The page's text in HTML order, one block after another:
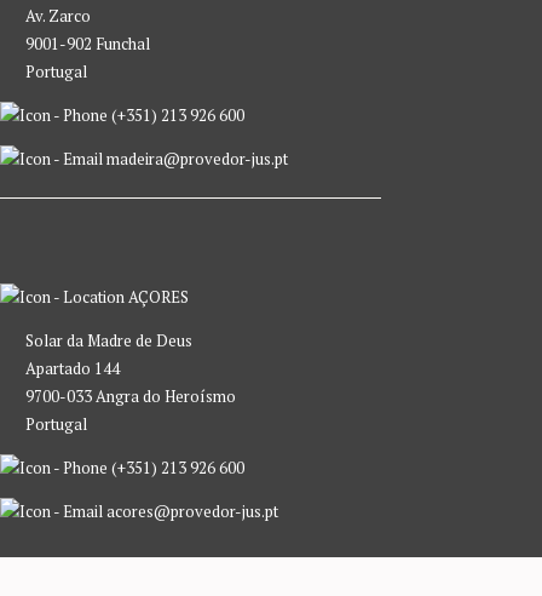
Av. Zarco
9001-902 Funchal
Portugal
(+351) 213 926 600
madeira@provedor-jus.pt
AÇORES
Solar da Madre de Deus
Apartado 144
9700-033 Angra do Heroísmo
Portugal
(+351) 213 926 600
acores@provedor-jus.pt